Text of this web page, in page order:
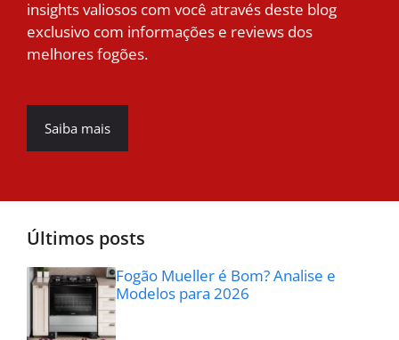
insights valiosos com você através deste blog
exclusivo com informações e reviews dos
melhores fogões.
Saiba mais
Últimos posts
Fogão Mueller é Bom? Analise e
Modelos para 2026